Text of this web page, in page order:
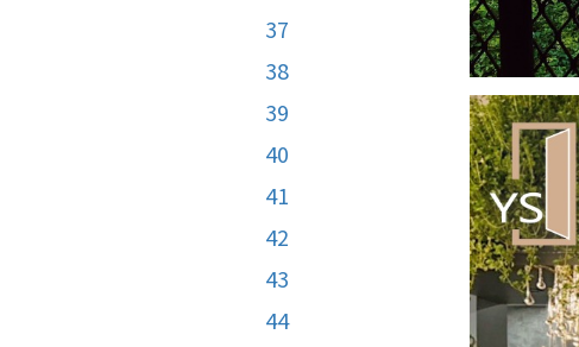
37
38
39
40
41
42
43
44